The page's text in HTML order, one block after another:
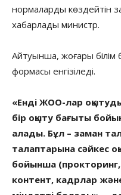
нормаларды көздейтін
хабарлады министр.
Айтуынша, жоғары
формасы енгізіледі.
«Енді ЖОО-лар
бір оқыту бағыты
алады. Бұл – заман
талаптарына сәйкес
бойынша (прокторинг,
контент, кадрлар